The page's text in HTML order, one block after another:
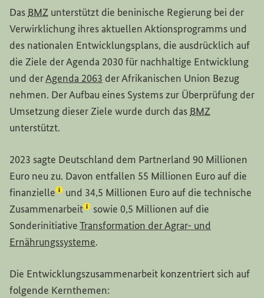
Das BMZ unterstützt die beninische Regierung bei der
Verwirklichung ihres aktuellen Aktionsprogramms und
des nationalen Entwicklungsplans, die ausdrücklich auf
die Ziele der Agenda 2030 für nachhaltige Entwicklung
und derAgenda 2063 (Externer Link)
der Afrikanischen Union Bezug
nehmen. Der Aufbau eines Systems zur Überprüfung der
Umsetzung dieser Ziele wurde durch das BMZ
unterstützt.
2023 sagte Deutschland dem Partnerland 90 Millionen
Euro neu zu. Davon entfallen 55 Millionen Euro auf die
finanzielle(Lexikon-Eintrag zum Begriff aufrufen)
und 34,5 Millionen Euro auf die technische
Zusammenarbeit(Lexikon-Eintrag zum Begriff aufrufen)
sowie 0,5 Millionen auf die
SonderinitiativeTransformation der Agrar- und
Ernährungssysteme.
Die Entwicklungszusammenarbeit konzentriert sich auf
folgende Kernthemen: